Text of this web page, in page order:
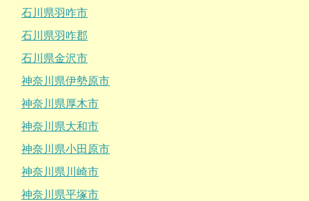
石川県羽咋市
石川県羽咋郡
石川県金沢市
神奈川県伊勢原市
神奈川県厚木市
神奈川県大和市
神奈川県小田原市
神奈川県川崎市
神奈川県平塚市